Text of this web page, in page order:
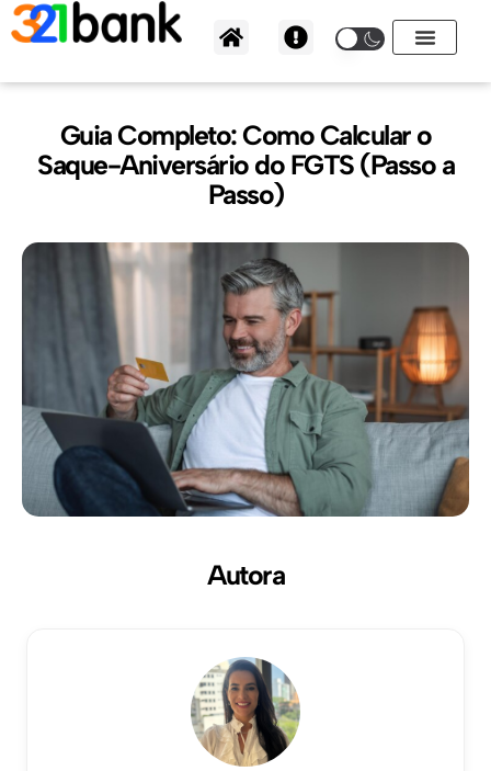
para
conteúdo
Guia Completo: Como Calcular o
Saque-Aniversário do FGTS (Passo a
Passo)
Autora